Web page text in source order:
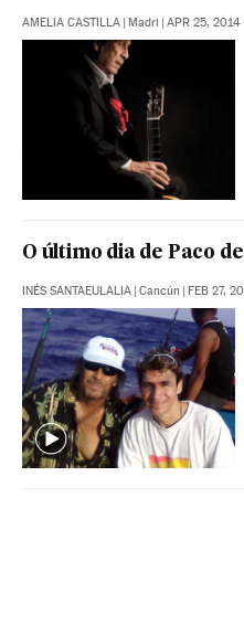
AMELIA CASTILLA | Madri | APR 25, 2014
O último dia de Paco
INÉS SANTAEULALIA | Cancún | FEB 27,